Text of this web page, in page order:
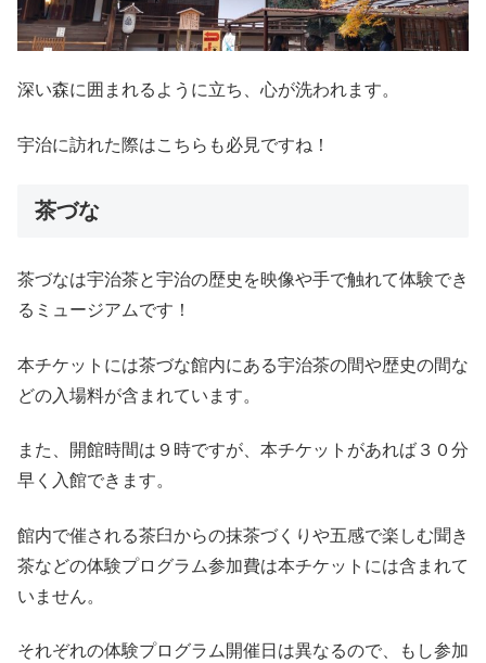
深い森に囲まれるように立ち、心が洗われます。
宇治に訪れた際はこちらも必見ですね！
茶づな
茶づなは宇治茶と宇治の歴史を映像や手で触れて体験でき
るミュージアムです！
本チケットには茶づな館内にある宇治茶の間や歴史の間な
どの入場料が含まれています。
また、開館時間は９時ですが、本チケットがあれば３０分
早く入館できます。
館内で催される茶臼からの抹茶づくりや五感で楽しむ聞き
茶などの体験プログラム参加費は本チケットには含まれて
いません。
それぞれの体験プログラム開催日は異なるので、もし参加